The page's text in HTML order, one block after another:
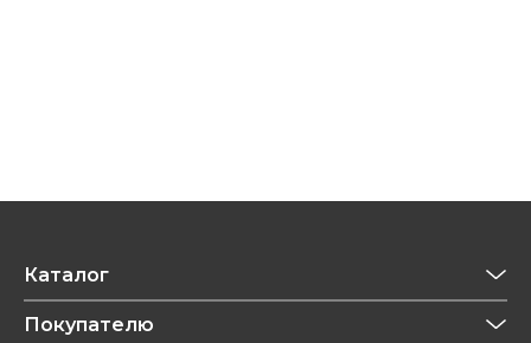
Каталог
Приготовление напитков
Покупателю